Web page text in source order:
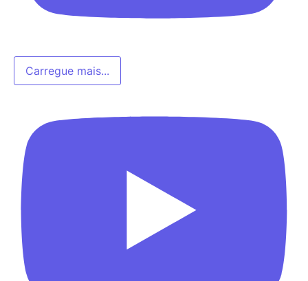
Carregue mais...